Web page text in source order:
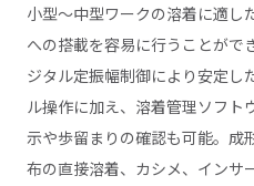
小型～中型ワークの溶着に適し
への搭載を容易に行うことがで
ジタル定振幅制御により安定し
ル操作に加え、溶着管理ソフト
示や歩留まりの確認も可能。成
布の直接溶着、カシメ、インサ